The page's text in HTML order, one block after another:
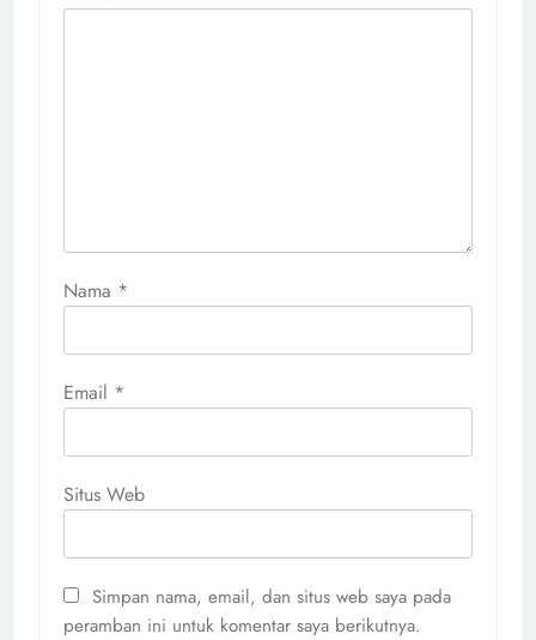
Nama *
Email *
Situs Web
Simpan nama, email, dan situs web saya pada
peramban ini untuk komentar saya berikutnya.